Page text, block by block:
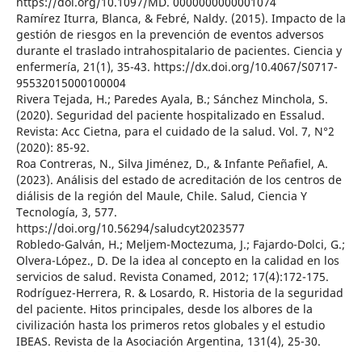
Ramírez Iturra, Blanca, & Febré, Naldy. (2015). Impacto de la
gestión de riesgos en la prevención de eventos adversos
durante el traslado intrahospitalario de pacientes. Ciencia y
enfermería, 21(1), 35-43. https://dx.doi.org/10.4067/S0717-
95532015000100004
Rivera Tejada, H.; Paredes Ayala, B.; Sánchez Minchola, S.
(2020). Seguridad del paciente hospitalizado en Essalud.
Revista: Acc Cietna, para el cuidado de la salud. Vol. 7, N°2
(2020): 85-92.
Roa Contreras, N., Silva Jiménez, D., & Infante Peñafiel, A.
(2023). Análisis del estado de acreditación de los centros de
diálisis de la región del Maule, Chile. Salud, Ciencia Y
Tecnología, 3, 577.
https://doi.org/10.56294/saludcyt2023577
Robledo-Galván, H.; Meljem-Moctezuma, J.; Fajardo-Dolci, G.;
Olvera-López., D. De la idea al concepto en la calidad en los
servicios de salud. Revista Conamed, 2012; 17(4):172-175.
Rodríguez-Herrera, R. & Losardo, R. Historia de la seguridad
del paciente. Hitos principales, desde los albores de la
civilización hasta los primeros retos globales y el estudio
IBEAS. Revista de la Asociación Argentina, 131(4), 25-30.